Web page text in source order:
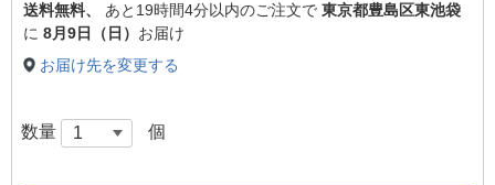
送料無料、 あと 19時間4分以内のご注文で 東京都豊島区東池袋
に 8月9日（日） お届け
お届け先を変更する
数量 個